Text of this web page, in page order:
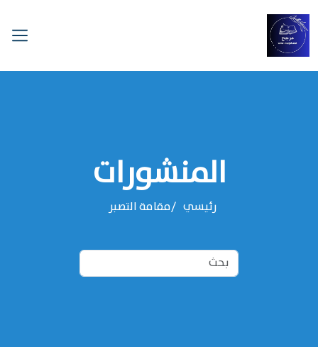
المنشورات
رئيسي مقامة التصبر